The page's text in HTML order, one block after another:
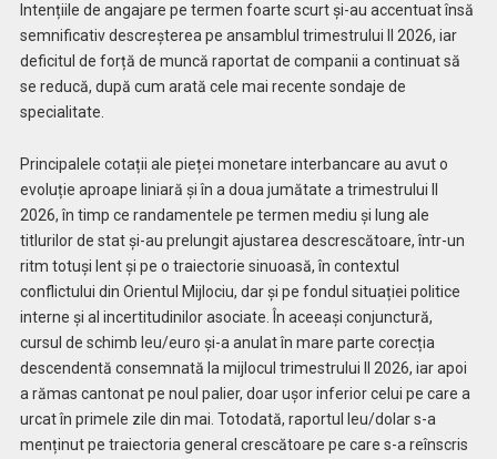
Intențiile de angajare pe termen foarte scurt și-au accentuat însă
semnificativ descreșterea pe ansamblul trimestrului II 2026, iar
deficitul de forță de muncă raportat de companii a continuat să
se reducă, după cum arată cele mai recente sondaje de
specialitate.
Principalele cotații ale pieței monetare interbancare au avut o
evoluție aproape liniară și în a doua jumătate a trimestrului II
2026, în timp ce randamentele pe termen mediu și lung ale
titlurilor de stat și-au prelungit ajustarea descrescătoare, într-un
ritm totuși lent și pe o traiectorie sinuoasă, în contextul
conflictului din Orientul Mijlociu, dar și pe fondul situației politice
interne și al incertitudinilor asociate. În aceeași conjunctură,
cursul de schimb leu/euro și-a anulat în mare parte corecția
descendentă consemnată la mijlocul trimestrului II 2026, iar apoi
a rămas cantonat pe noul palier, doar ușor inferior celui pe care a
urcat în primele zile din mai. Totodată, raportul leu/dolar s-a
menținut pe traiectoria general crescătoare pe care s-a reînscris